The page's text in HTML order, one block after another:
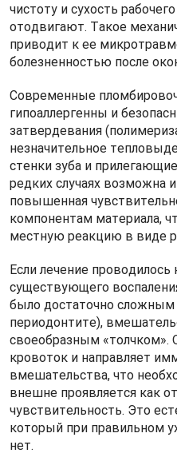
чистоту и сухость
отодвигают. Такое
приводит к ее
болезненностью после
Современные
гипоаллергенны и
затвердевания
незначительное
стенки зуба и
редких случаях возможна
повышенная
компонентам материала,
местную реакцию в виде
Если лечение
существующего
было достаточно сложным
периодонтите),
своеобразным «толчком».
кровоток и направляет
вмешательства, что
внешне проявляется как
чувствительность. Это
который при правильном
нет.